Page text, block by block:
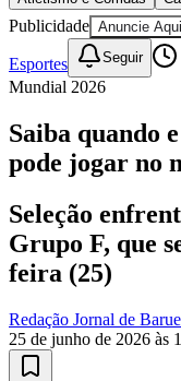
Esportes
Saúde
Segurança
Cultura
Meio Ambiente
Educação
Bairros de Barueri
Selecione sua região
Aldeia Aldeia da Serra
JubranBelvalBethaville
RegiãoCotiaCruz Preta
MilitarItapeviJandira
Califórnia
Publicidade Anuncie Aqui
Esportes Seguir
Mundial 2026
Saiba quando
pode jogar no
Seleção
Grupo F, que
feira (25)
Redação Jornal de
25 de junho de 2026 às